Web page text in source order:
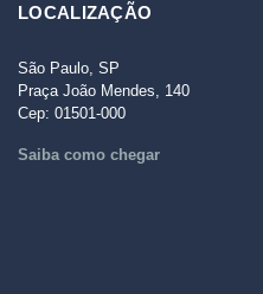
LOCALIZAÇÃO
São Paulo, SP
Praça João Mendes, 140
Cep: 01501-000
Saiba como chegar